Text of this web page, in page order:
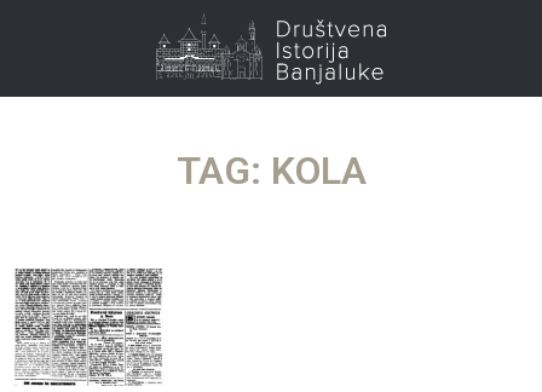
TAG: KOLA